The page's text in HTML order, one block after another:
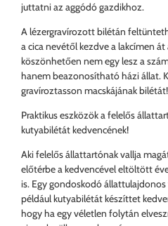
juttatni az aggódó gazdikhoz.
A lézergravírozott bilétán
a cica nevétől kezdve a lakcímen
köszönhetően nem egy lesz a
hanem beazonosítható házi állat.
gravíroztasson macskájának bilétát!
Praktikus eszközök a felelős
kutyabilétát kedvencének!
Aki felelős állattartónak vallja
előtérbe a kedvencével eltöltött
is. Egy gondoskodó
például kutyabilétát készíttet
hogy ha egy véletlen folytán